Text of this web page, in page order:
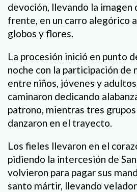
devoción, llevando la imagen
frente, en un carro alegórico
globos y flores.
La procesión inició en punto
noche con la participación de
entre niños, jóvenes y
caminaron dedicando
patrono, mientras tres
danzaron en el trayecto.
Los fieles llevaron en el
pidiendo la intercesión de
volvieron para pagar sus
santo mártir, llevando